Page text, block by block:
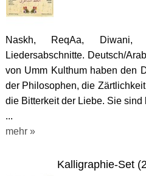
Naskh, ReqAa, Diwani,
Liedersabschnitte. Deutsch/
von Umm Kulthum haben den
der Philosophen, die
die Bitterkeit der Liebe. Sie
...
mehr »
Kalligraphie-Set